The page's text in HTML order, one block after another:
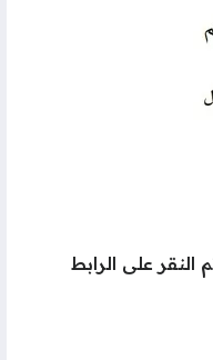
النقر على الرابط